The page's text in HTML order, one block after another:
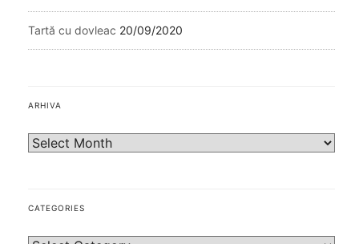
Tartă cu dovleac 20/09/2020
ARHIVA
CATEGORIES